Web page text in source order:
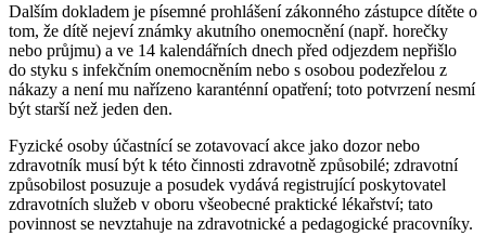
Dalším dokladem je písemné prohlášení zákonného zástupce dítěte o
tom, že dítě nejeví známky akutního onemocnění (např. horečky
nebo průjmu) a ve 14 kalendářních dnech před odjezdem nepřišlo
do styku s infekčním onemocněním nebo s osobou podezřelou z
nákazy a není mu nařízeno karanténní opatření; toto potvrzení nesmí
být starší než jeden den.
Fyzické osoby účastnící se zotavovací akce jako dozor nebo
zdravotník musí být k této činnosti zdravotně způsobilé; zdravotní
způsobilost posuzuje a posudek vydává registrující poskytovatel
zdravotních služeb v oboru všeobecné praktické lékařství; tato
povinnost se nevztahuje na zdravotnické a pedagogické pracovníky.